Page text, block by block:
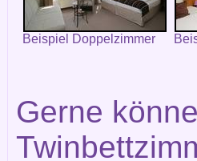
Beispiel Doppelzimmer
Gerne